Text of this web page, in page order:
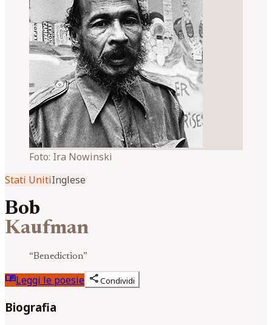
Foto: Ira Nowinski
Stati UnitiInglese
Bob
Kaufman
“Benediction”
menu_bookLeggi le poesie shareCondividi
Biografia